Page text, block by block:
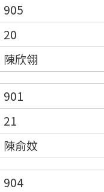
905
20
陳欣翎
901
21
陳俞妏
904